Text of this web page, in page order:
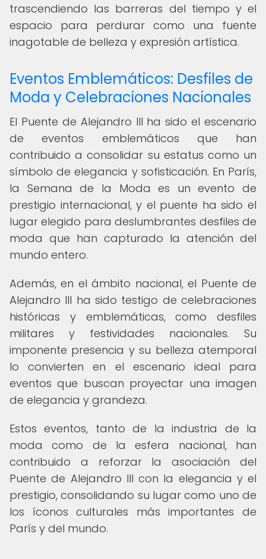
trascendiendo las barreras del tiempo y el
espacio para perdurar como una fuente
inagotable de belleza y expresión artística.
Eventos Emblemáticos: Desfiles de
Moda y Celebraciones Nacionales
El Puente de Alejandro III ha sido el escenario
de eventos emblemáticos que han
contribuido a consolidar su estatus como un
símbolo de elegancia y sofisticación. En París,
la Semana de la Moda es un evento de
prestigio internacional, y el puente ha sido el
lugar elegido para deslumbrantes desfiles de
moda que han capturado la atención del
mundo entero.
Además, en el ámbito nacional, el Puente de
Alejandro III ha sido testigo de celebraciones
históricas y emblemáticas, como desfiles
militares y festividades nacionales. Su
imponente presencia y su belleza atemporal
lo convierten en el escenario ideal para
eventos que buscan proyectar una imagen
de elegancia y grandeza.
Estos eventos, tanto de la industria de la
moda como de la esfera nacional, han
contribuido a reforzar la asociación del
Puente de Alejandro III con la elegancia y el
prestigio, consolidando su lugar como uno de
los íconos culturales más importantes de
París y del mundo.